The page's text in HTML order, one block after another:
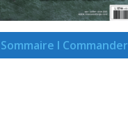
Sommaire I Commander